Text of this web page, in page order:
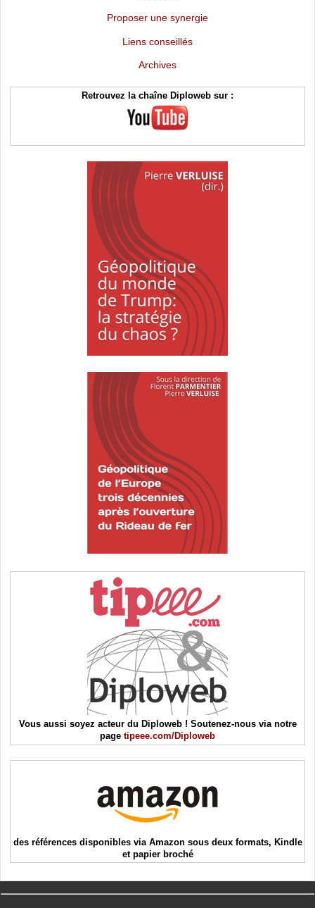
Proposer une synergie
Liens conseillés
Archives
Retrouvez la chaîne Diploweb sur :
Vous aussi soyez acteur du Diploweb ! Soutenez-nous via notre
page tipeee.com/Diploweb
des références disponibles via Amazon sous deux formats, Kindle
et papier broché